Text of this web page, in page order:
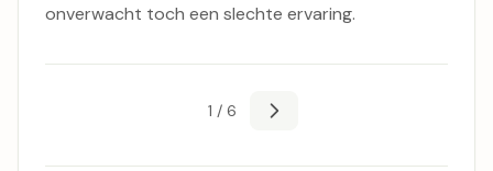
onverwacht toch een slechte ervaring.
1 / 6